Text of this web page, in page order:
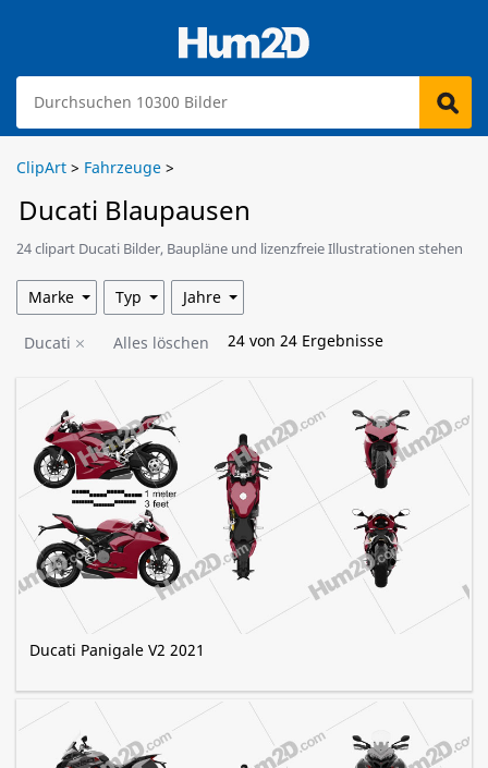
ClipArt > Fahrzeuge >
Ducati Blaupausen
24 clipart Ducati Bilder, Baupläne und lizenzfreie Illustrationen stehen
Ducati Alles löschen 24 von 24 Ergebnisse
Ducati Panigale V2 2021
Marke Typ Jahre